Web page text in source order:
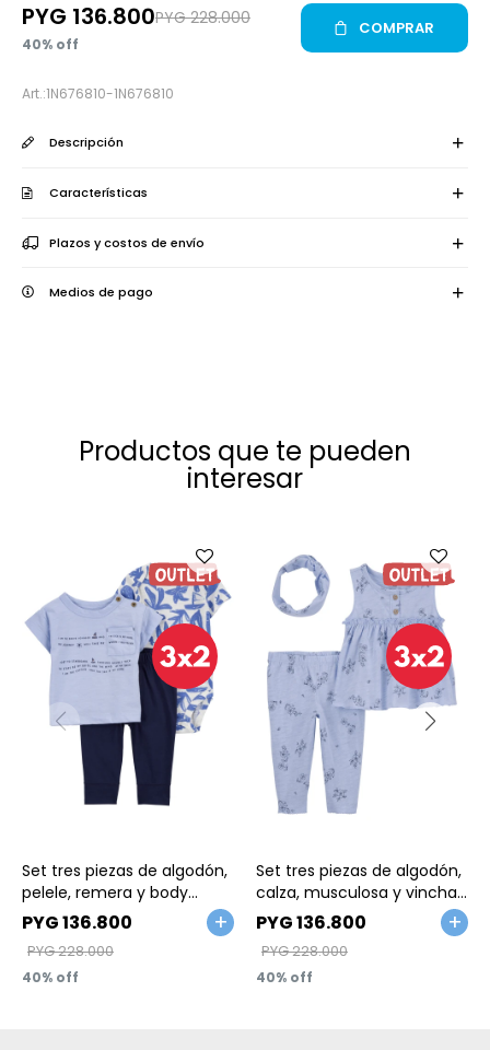
1N676810-1N676810
PYG 136.800PYG 228.000
40
COMPRAR
Descripción
Características
Plazos y costos de envío
Medios de pago
Productos que te pueden
interesar
Set tres piezas de algodón,
pelele, remera y body
diseño ballena
PYG136.800
PYG228.000
40
Set tres piezas de algodón,
calza, musculosa y vincha
diseño floral
PYG136.800
PYG228.000
40